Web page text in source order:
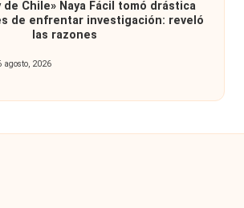
de Chile» Naya Fácil tomó drástica
de enfrentar investigación: reveló
las razones
agosto, 2026